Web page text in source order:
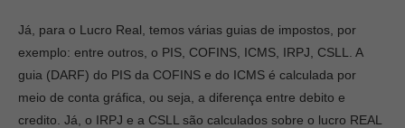
Já, para o Lucro Real, temos várias guias de impostos, por
exemplo: entre outros, o PIS, COFINS, ICMS, IRPJ, CSLL. A
guia (DARF) do PIS da COFINS e do ICMS é calculada por
meio de conta gráfica, ou seja, a diferença entre debito e
credito. Já, o IRPJ e a CSLL são calculados sobre o lucro REAL